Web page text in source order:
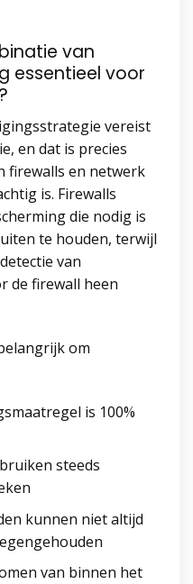
van
essentieel voor
vereist
en dat is precies
firewalls en netwerk
is. Firewalls
die nodig is
te houden, terwijl
van
de firewall heen
om
is 100%
steeds
kunnen niet altijd
van binnen het